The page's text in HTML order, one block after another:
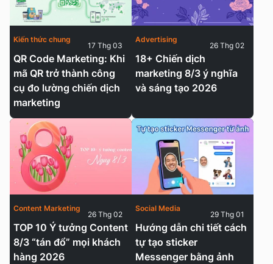
QR Code Marketing: Khi
mã QR trở thành công
cụ đo lường chiến dịch
marketing
Kiến thức chung
17 Thg 03
18+ Chiến dịch
marketing 8/3 ý nghĩa
và sáng tạo 2026
Advertising
26 Thg 02
TOP 10 Ý tưởng Content
8/3 “tán đổ” mọi khách
hàng 2026
Content Marketing
26 Thg 02
Hướng dẫn chi tiết cách
tự tạo sticker
Messenger bằng ảnh
Social Media
29 Thg 01